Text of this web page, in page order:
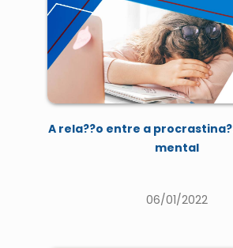
A rela??o entre a
mental
06/01/2022